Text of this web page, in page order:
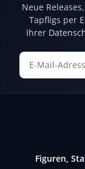
Neue
Tapfligs per
Ihrer
Figuren,